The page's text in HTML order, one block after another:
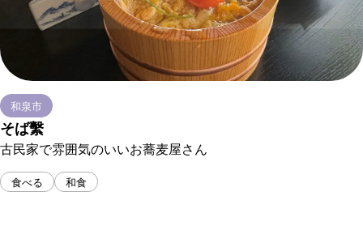
和泉市
そば繫
古民家で雰囲気のいいお蕎麦屋さん
食べる 和食